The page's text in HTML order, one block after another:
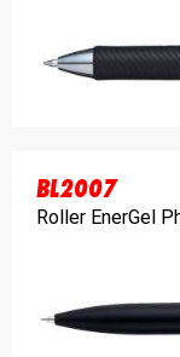
BL2007
Roller EnerGel